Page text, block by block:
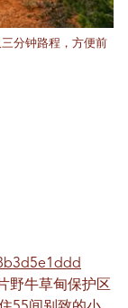
分钟路程，方便前
野牛草甸保护区